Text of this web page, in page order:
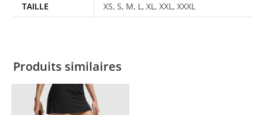
TAILLE
XS, S, M, L, XL, XXL, XXXL
Produits similaires